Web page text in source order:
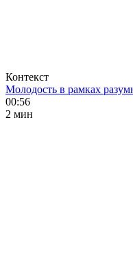
Контекст
Молодость в рамках
00:56
2 мин